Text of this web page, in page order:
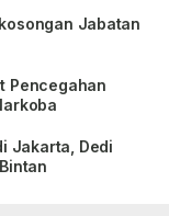
Jabatan
Pencegahan
Jakarta, Dedi